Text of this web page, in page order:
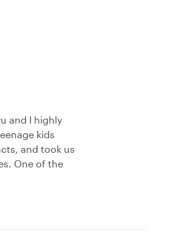
and I highly
kids
and took us
One of the